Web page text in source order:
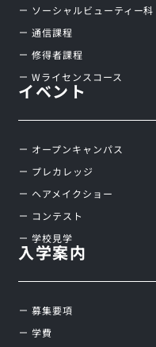
ソーシャルビューティー科
通信課程
修得者課程
Wライセンスコース
イベント
オープンキャンパス
プレカレッジ
ヘアメイクショー
コンテスト
学校見学
入学案内
募集要項
学費